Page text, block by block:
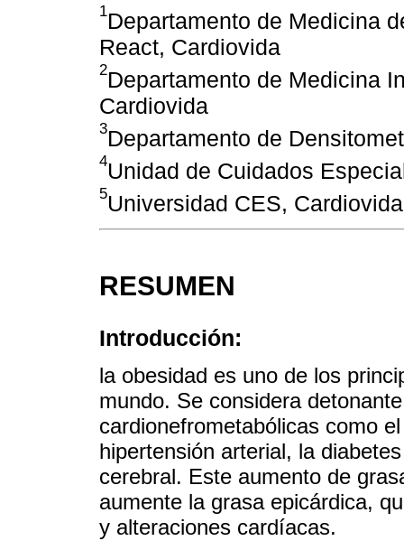
1Departamento de Medicina
React, Cardiovida
2Departamento de Medicina
Cardiovida
3Departamento de
4Unidad de Cuidados
5Universidad CES,
RESUMEN
Introducción:
la obesidad es uno de los
mundo. Se considera
cardionefrometabólicas como
hipertensión arterial, la
cerebral. Este aumento de
aumente la grasa epicárdica,
y alteraciones cardíacas.